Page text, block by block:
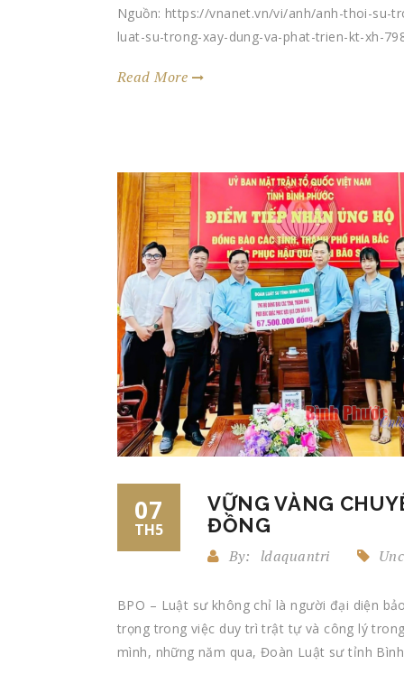
Nguồn: https://vnanet.vn/vi/anh/anh-thoi-su-
luat-su-trong-xay-dung-va-phat-trien-kt-xh-
Read More
07
TH5
VỮNG VÀNG
ĐỒNG
By: ldaquantri
BPO – Luật sư không chỉ là người đại diện
trọng trong việc duy trì trật tự và công lý
mình, những năm qua, Đoàn Luật sư tỉnh